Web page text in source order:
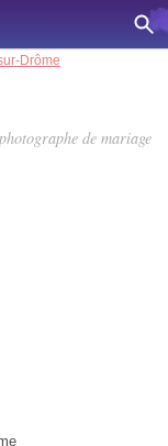
Drôme
de mariage